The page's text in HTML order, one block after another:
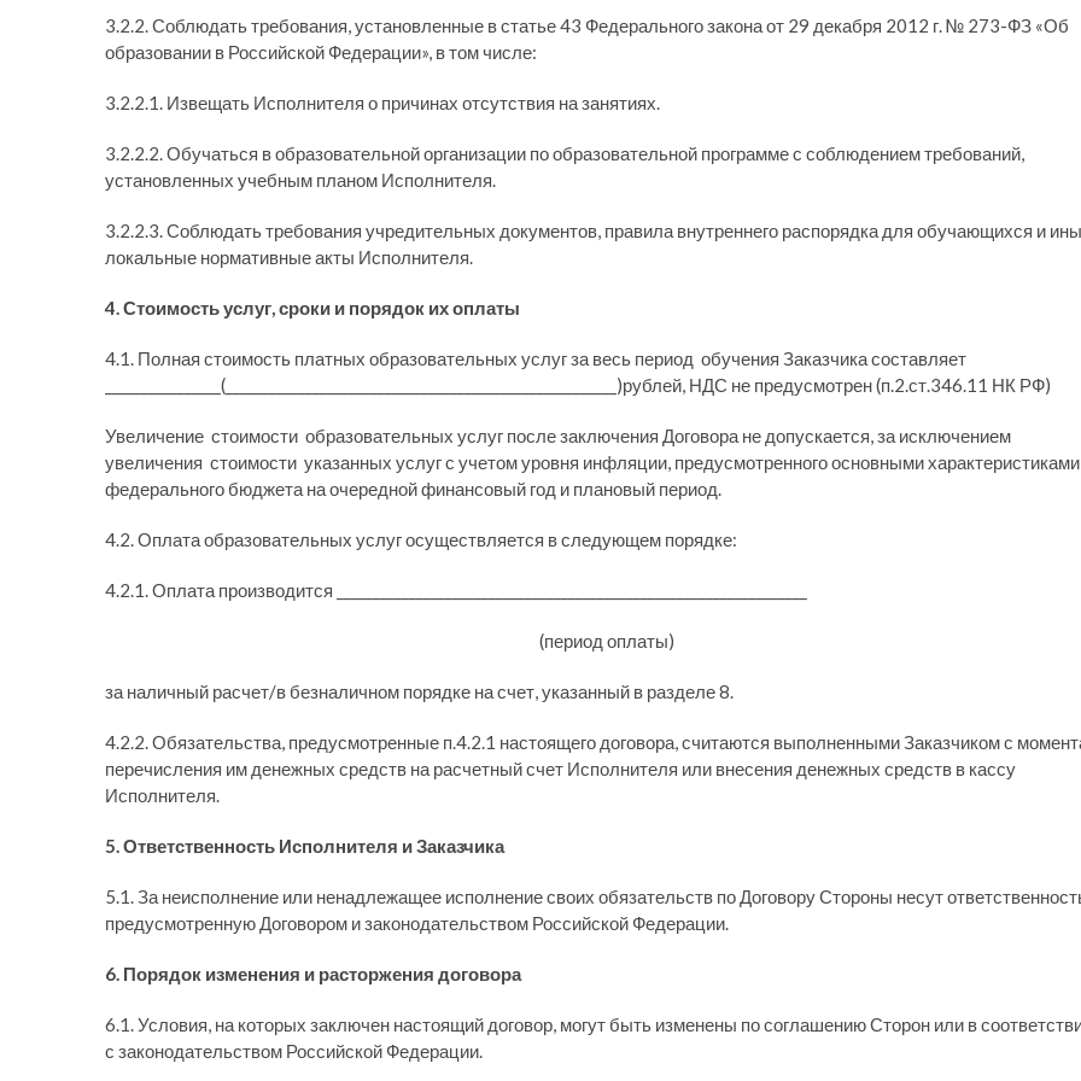
3.2.2. Соблюдать требования, установленные в статье 43 Федерального закона от 29 декабря 2012 г. № 273-ФЗ «Об
образовании в Российской Федерации», в том числе:
3.2.2.1. Извещать Исполнителя о причинах отсутствия на занятиях.
3.2.2.2. Обучаться в образовательной организации по образовательной программе с соблюдением требований,
установленных учебным планом Исполнителя.
3.2.2.3. Соблюдать требования учредительных документов, правила внутреннего распорядка для обучающихся и
локальные нормативные акты Исполнителя.
4. Стоимость услуг, сроки и порядок их оплаты
4.1. Полная стоимость платных образовательных услуг за весь период обучения Заказчика составляет
________________(______________________________________________________)рублей, НДС не предусмотрен (п.2.ст.346.11 НК РФ)
Увеличение стоимости образовательных услуг после заключения Договора не допускается, за исключением
увеличения стоимости указанных услуг с учетом уровня инфляции, предусмотренного основными характеристиками
федерального бюджета на очередной финансовый год и плановый период.
4.2. Оплата образовательных услуг осуществляется в следующем порядке:
4.2.1. Оплата производится _________________________________________________________________
(период оплаты)
за наличный расчет/в безналичном порядке на счет, указанный в разделе 8.
4.2.2. Обязательства, предусмотренные п.4.2.1 настоящего договора, считаются выполненными Заказчиком с
перечисления им денежных средств на расчетный счет Исполнителя или внесения денежных средств в кассу
Исполнителя.
5. Ответственность Исполнителя и Заказчика
5.1. За неисполнение или ненадлежащее исполнение своих обязательств по Договору Стороны несут
предусмотренную Договором и законодательством Российской Федерации.
6. Порядок изменения и расторжения договора
6.1. Условия, на которых заключен настоящий договор, могут быть изменены по соглашению Сторон или в
с законодательством Российской Федерации.